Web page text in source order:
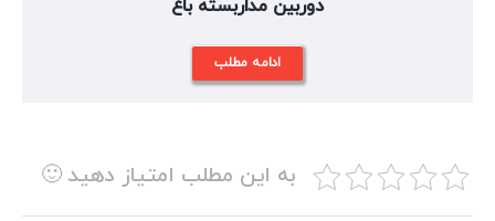
دوربین مداربسته باغ
ادامه مطلب
به این مطلب امتیاز دهید 🙂